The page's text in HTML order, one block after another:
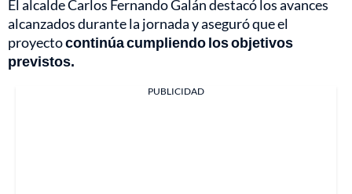
El alcalde Carlos Fernando Galán destacó los avances
alcanzados durante la jornada y aseguró que el
proyectocontinúa cumpliendo los objetivos
previstos.
PUBLICIDAD